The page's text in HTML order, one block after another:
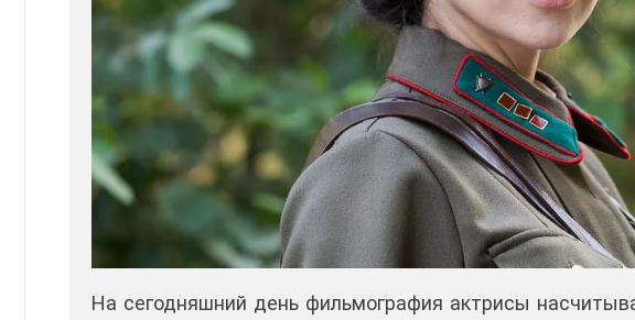
На сегодняшний день фильмография актрисы